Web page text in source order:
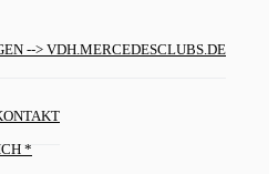
--> VDH.MERCEDESCLUBS.DE
*